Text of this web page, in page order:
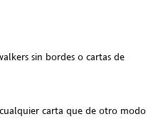
sin bordes o cartas de
carta que de otro modo